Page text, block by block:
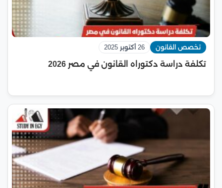
تخصص القانون 26 أكتوبر 2025
تكلفة دراسة دكتوراه القانون في مصر 2026